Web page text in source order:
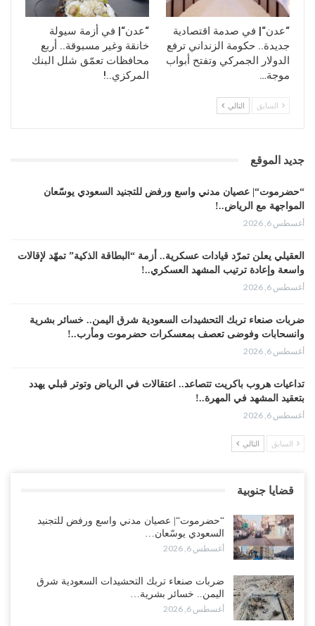
“عدن“| في صدمة اقتصادية
جديدة.. حكومة الزنداني ترفع
الدولار الجمركي وتفتح أبواب
موجة…
“عدن“| في أزمة سيولة
خانقة وغير مسبوقة.. أربع
محافظات تعمّق شلل البنك
المركزي..!
السابق التالي
جديد الموقع
“حضرموت“| عصيان مدني واسع ورفض للتجنيد السعودي يوسّعان
المواجهة مع الرياض..!
أغسطس 6, 2026
العقيلي يعلن تمرّد قيادات عسكرية.. أزمة “البطاقة الذكية” تمهّد لإقالات
واسعة وإعادة ترتيب المشهد العسكري..!
أغسطس 6, 2026
ضربات صنعاء تربك التحشيدات السعودية شرق اليمن.. خسائر بشرية
وانسحابات وفوضى تعصف بمعسكرات حضرموت ومأرب..!
أغسطس 6, 2026
تداعيات هروب باكريت تتصاعد.. اعتقالات في الرياض وتوتر قبلي يهدد
بتعقيد المشهد في المهرة..!
أغسطس 6, 2026
“حضرموت“| في تصعيد غير مسبوق.. انتشار فصيل “مكافحة الإرهاب”
للسعودية بشأن النفط..!
أغسطس 6, 2026
“تقرير“| عرب جورنال: استقالة مدير مكتب العليمي.. هل دخلت سلطة
الرئاسي مرحلة التفكك المؤسسي..!
أغسطس 5, 2026
السابق التالي
قضايا جنوبية
“حضرموت“| عصيان مدني واسع ورفض للتجنيد
السعودي يوسّعان…
أغسطس 6, 2026
ضربات صنعاء تربك التحشيدات السعودية شرق
اليمن.. خسائر بشرية…
أغسطس 6, 2026